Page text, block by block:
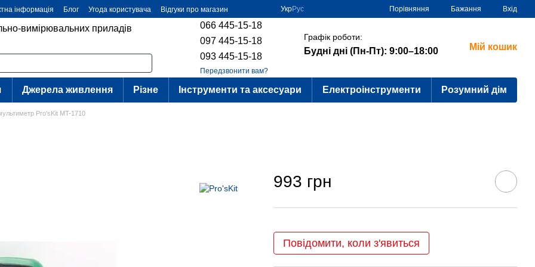
інформація Блог Угода користувача Відгуки про магазин УкрРус Порівняння Бажання Вхід
вимірювальних приладів
066 445-15-18
097 445-15-18
093 445-15-18
Передзвонити вам?
Графік роботи:
Будні дні (Пн-Пт): 9:00–18:00 Мій кошик
Джерела живлення Різне Інструменти та аксесуари Електроінструменти Розумний дім
Pro'sKit MT-1710
993 грн
Повідомити, коли з'явиться